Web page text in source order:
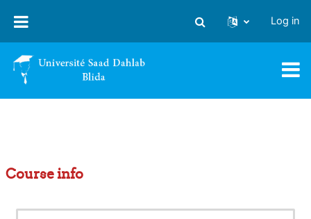
Toggle search input
Log in
Course info